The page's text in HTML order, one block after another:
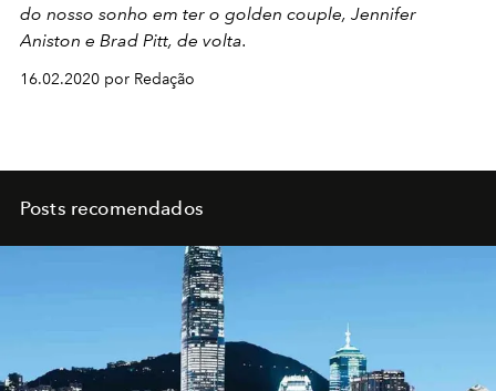
do nosso sonho em ter o golden couple, Jennifer
Aniston e Brad Pitt, de volta.
16.02.2020 por Redação
Posts recomendados